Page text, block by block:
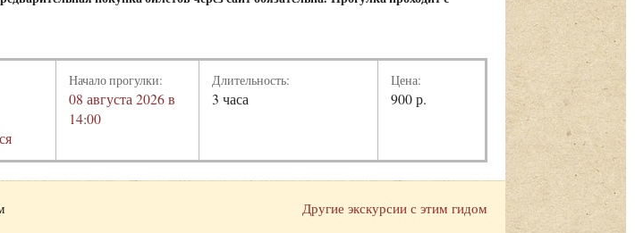
Начало прогулки:
08 августа 2026 в
14:00
Длительность:
3 часа
Цена:
900 р.
Другие экскурсии с этим гидом